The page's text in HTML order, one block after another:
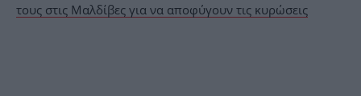
τους στις Μαλδίβες για να αποφύγουν τις κυρώσεις